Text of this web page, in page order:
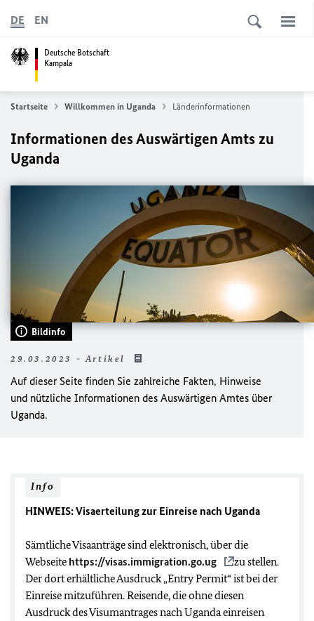
Deutsche Botschaft
Kampala
DE EN
Startseite Willkommen in Uganda Länderinformationen
Informationen des Auswärtigen Amts zu
Uganda
Bildinfo
29.03.2023 - Artikel
Auf dieser Seite finden Sie zahlreiche Fakten, Hinweise
und nützliche Informationen des Auswärtigen Amtes über
Uganda.
Info
HINWEIS: Visaerteilung zur Einreise nach Uganda
Sämtliche Visaanträge sind elektronisch, über die
Webseite https://visas.immigration.go.ug
zu stellen.
Der dort erhältliche Ausdruck „Entry Permit“ ist bei der
Einreise mitzuführen. Reisende, die ohne diesen
Ausdruck des Visumantrages nach Uganda einreisen